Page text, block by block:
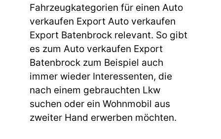
Fahrzeugkategorien für einen Auto
verkaufen Export Auto verkaufen
Export Batenbrock relevant. So gibt
es zum Auto verkaufen Export
Batenbrock zum Beispiel auch
immer wieder Interessenten, die
nach einem gebrauchten Lkw
suchen oder ein Wohnmobil aus
zweiter Hand erwerben möchten.